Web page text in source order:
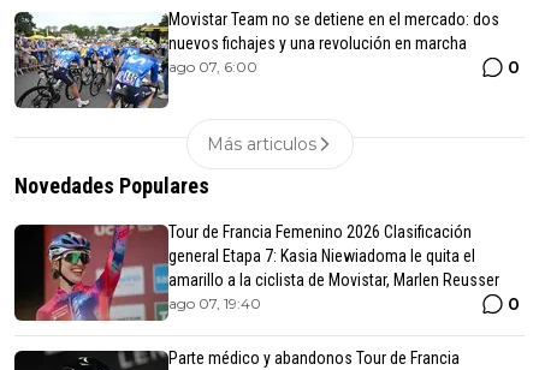
Movistar Team no se detiene en el mercado: dos
nuevos fichajes y una revolución en marcha
ago 07, 6:00 0
Más articulos
Novedades Populares
Tour de Francia Femenino 2026 Clasificación
general Etapa 7: Kasia Niewiadoma le quita el
amarillo a la ciclista de Movistar, Marlen Reusser
ago 07, 19:40 0
Parte médico y abandonos Tour de Francia